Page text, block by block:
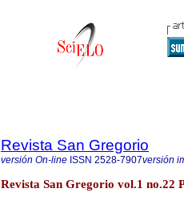
Revista San Gregorio
versión On-line ISSN 2528-7907versión
Revista San Gregorio vol.1 no.22